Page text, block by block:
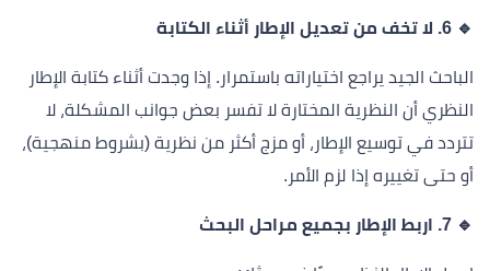
🔹 6. لا تخف من تعديل الإطار أثناء الكتابة
الباحث الجيد يراجع اختياراته باستمرار. إذا وجدت أثناء كتابة الإطار
النظري أن النظرية المختارة لا تفسر بعض جوانب المشكلة، لا
تتردد في توسيع الإطار، أو مزج أكثر من نظرية (بشروط منهجية)،
أو حتى تغييره إذا لزم الأمر.
🔹 7. اربط الإطار بجميع مراحل البحث